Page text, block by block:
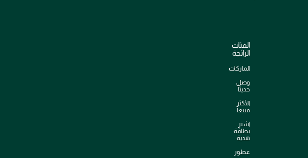
الفئات
الرائجة
الماركات
وصل
حديثاً
الأكثر
مبيعاً
اشترِ
بطاقة
هدية
عطور